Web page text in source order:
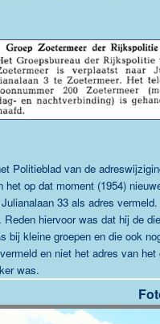
Politieblad van de
het op dat moment (1954)
33 als adres
hiervoor was dat hij de
bij kleine groepen en die ook
en niet het adres van
was.